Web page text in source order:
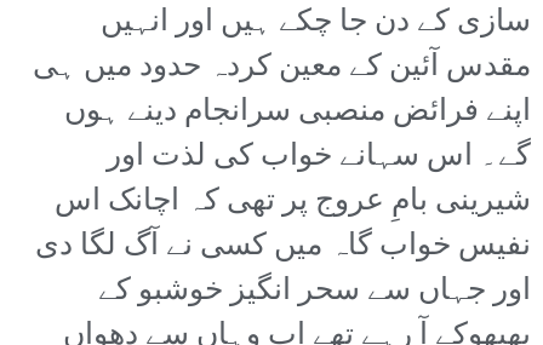
سازی کے دن جا چکے ہیں اور انہیں
مقدس آئین کے معین کردہ حدود میں ہی
اپنے فرائض منصبی سرانجام دینے ہوں
گے۔ اس سہانے خواب کی لذت اور
شیرینی بامِ عروج پر تھی کہ اچانک اس
نفیس خواب گاہ میں کسی نے آگ لگا دی
اور جہاں سے سحر انگیز خوشبو کے